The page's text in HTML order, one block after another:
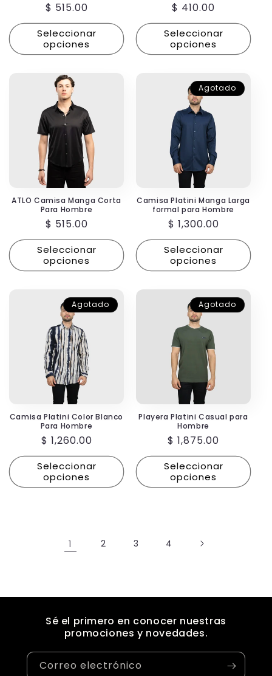
Precio
habitual
$ 515.00
Seleccionar
opciones
Precio
habitual
$ 410.00
Seleccionar
opciones
ATLO Camisa Manga Corta
Para Hombre
Precio
habitual
$ 515.00
Seleccionar
opciones
Agotado
Camisa Platini Manga Larga
formal para Hombre
Precio
habitual
$ 1,300.00
Seleccionar
opciones
Agotado
Camisa Platini Color Blanco
Para Hombre
Precio
habitual
$ 1,260.00
Seleccionar
opciones
Agotado
Playera Platini Casual para
Hombre
Precio
habitual
$ 1,875.00
Seleccionar
opciones
1 2 3 4
Sé el primero en conocer nuestras
promociones y novedades.
Correo electrónico